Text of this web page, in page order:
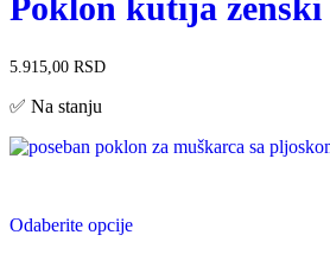
5.915,00 RSD
✅ Na stanju
Odaberite opcije